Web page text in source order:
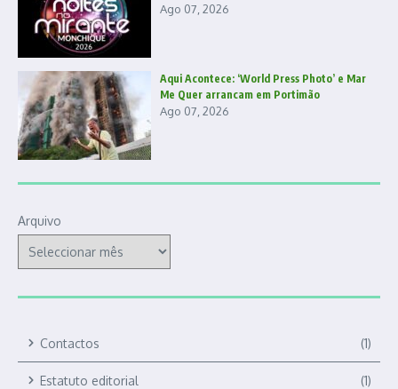
Ago 07, 2026
Aqui Acontece: ‘World Press Photo’ e Mar
Me Quer arrancam em Portimão
Ago 07, 2026
Arquivo
Contactos (1)
Estatuto editorial (1)